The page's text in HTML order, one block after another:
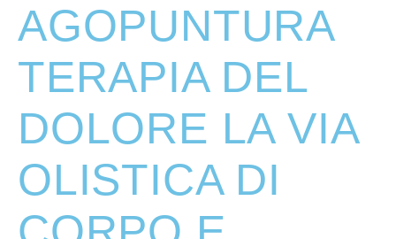
AGOPUNTURA
TERAPIA DEL
DOLORE LA VIA
OLISTICA DI